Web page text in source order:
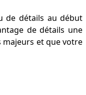
de détails au début
de détails une
majeurs et que votre